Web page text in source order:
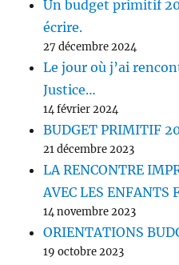
Un budget primitif
écrire.
27 décembre 2024
Le jour où j’ai
Justice…
14 février 2024
BUDGET PRIMITIF
21 décembre 2023
LA RENCONTRE
AVEC LES ENFANTS
14 novembre 2023
ORIENTATIONS
19 octobre 2023